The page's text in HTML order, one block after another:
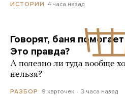
ИСТОРИИ 4 часа назад
Говорят, баня
Это правда?
А полезно ли туда вообще
нельзя?
РАЗБОР 9 карточек 3 часа назад